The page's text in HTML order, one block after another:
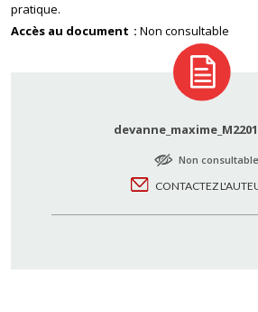
pratique.
Accès au document
Non consultable
Non consultable
CONTACTEZ